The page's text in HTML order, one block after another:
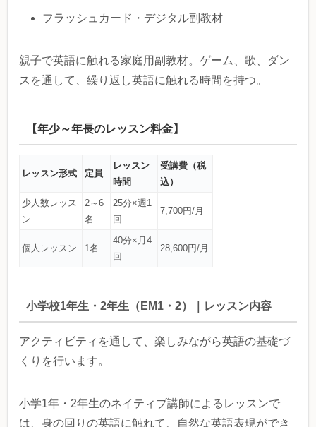
フラッシュカード・デジタル副教材
親子で英語に触れる家庭用副教材。ゲーム、歌、ダン
スを通して、繰り返し英語に触れる時間を持つ。
【年少～年長のレッスン料金】
レッスン形式 定員
レッスン
時間
受講費（税
込）
少人数レッス
ン
2～6
名
25分×週1
回
7,700円/月
個人レッスン 1名
40分×月4
回
28,600円/月
小学校1年生・2年生（EM1・2）｜レッスン内容
アクティビティを通して、楽しみながら英語の基礎づ
くりを行います。
小学1年・2年生のネイティブ講師によるレッスンで
は、身の回りの英語に触れて、自然な英語表現ができ